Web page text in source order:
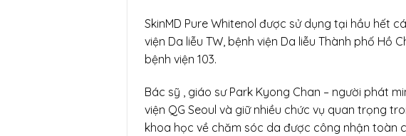
SkinMD Pure Whitenol được sử dụng tại hầu hết
viện Da liễu TW, bệnh viện Da liễu Thành phố Hồ
bệnh viện 103.
Bác sỹ , giáo sư Park Kyong Chan – người phát
viện QG Seoul và giữ nhiều chức vụ quan trọng
khoa học về chăm sóc da được công nhận toàn